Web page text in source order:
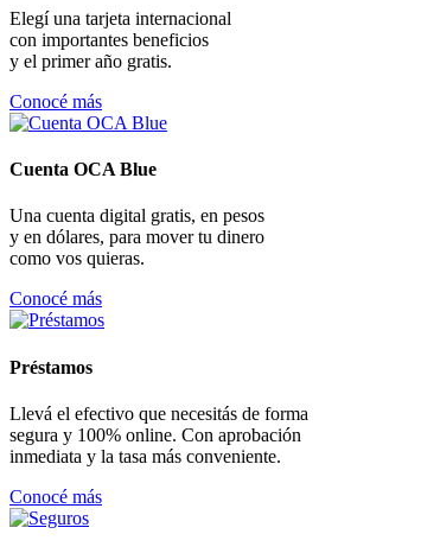
Elegí una tarjeta internacional
con importantes beneficios
y el primer año gratis.
Conocé más
Cuenta OCA Blue
Una cuenta digital gratis, en pesos
y en dólares, para mover tu dinero
como vos quieras.
Conocé más
Préstamos
Llevá el efectivo que necesitás de forma
segura y 100% online. Con aprobación
inmediata y la tasa más conveniente.
Conocé más